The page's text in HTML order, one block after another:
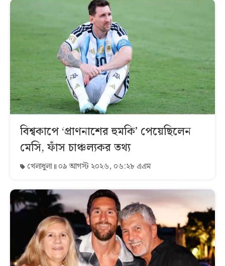
বিশ্বকাপে ‘প্রাণনাশের হুমকি’ পেয়েছিলেন
মেসি, ফাঁস চাঞ্চল্যকর তথ্য
খেলাধুলা ০৯ আগস্ট ২০২৬, ০৬:২৮ এএম